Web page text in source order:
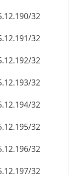
32
32
32
32
32
32
32
32